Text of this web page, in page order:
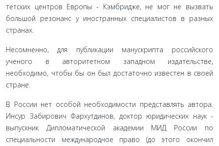
тетских центров Европы - Кэмбридже, не мог не вызвать
боль­шой резонанс у иностранных специалистов в разных
странах.
Несомненно, для публикации манускрипта российского
ученого в авторитетном западном издательстве,
необходимо, чтобы бы он был достаточно известен в своей
стране.
В России нет особой необходимости представлять ав­тора.
Инсур Забирович Фархутдинов, доктор юридических наук -
выпускник Дипломатической академии МИД России по
специальности международное право (до этого окончил